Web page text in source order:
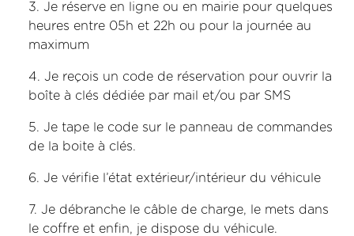
Je réserve en ligne ou en mairie pour quelques
heures entre 05h et 22h ou pour la journée au
maximum
Je reçois un code de réservation pour ouvrir la
boîte à clés dédiée par mail et/ou par SMS
Je tape le code sur le panneau de commandes
de la boite à clés.
Je vérifie l’état extérieur/intérieur du véhicule
Je débranche le câble de charge, le mets dans
le coffre et enfin, je dispose du véhicule.